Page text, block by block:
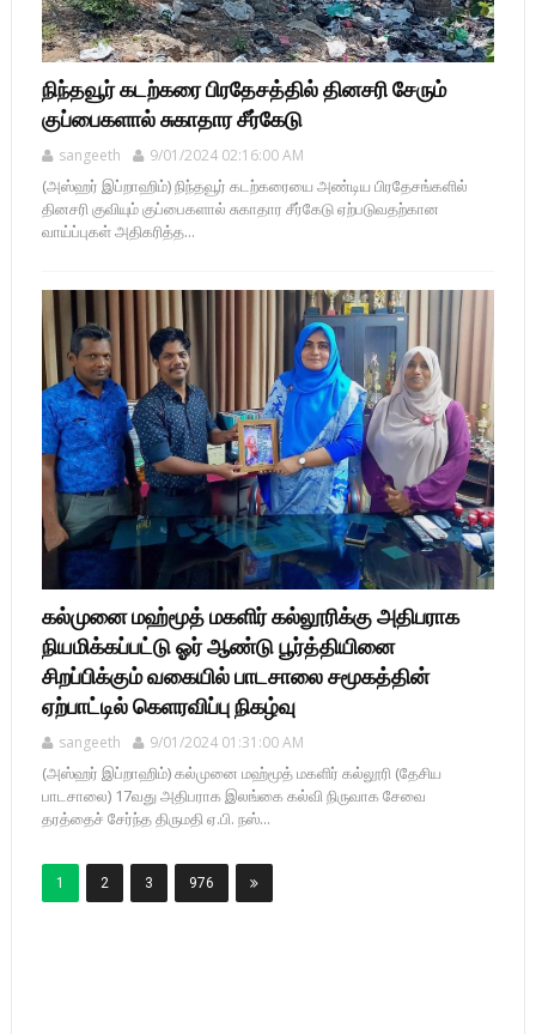
நிந்தவூர் கடற்கரை பிரதேசத்தில் தினசரி சேரும்
குப்பைகளால் சுகாதார சீர்கேடு
sangeeth 9/01/2024 02:16:00 AM
(அஸ்ஹர் இப்றாஹிம்) நிந்தவூர் கடற்கரையை அண்டிய பிரதேசங்களில்
தினசரி குவியும் குப்பைகளால் சுகாதார சீர்கேடு ஏற்படுவதற்கான
வாய்ப்புகள் அதிகரித்த...
கல்முனை மஹ்மூத் மகளிர் கல்லூரிக்கு அதிபராக
நியமிக்கப்பட்டு ஓர் ஆண்டு பூர்த்தியினை
சிறப்பிக்கும் வகையில் பாடசாலை சமூகத்தின்
ஏற்பாட்டில் கெளரவிப்பு நிகழ்வு
sangeeth 9/01/2024 01:31:00 AM
(அஸ்ஹர் இப்றாஹிம்) கல்முனை மஹ்மூத் மகளிர் கல்லூரி (தேசிய
பாடசாலை) 17வது அதிபராக இலங்கை கல்வி நிருவாக சேவை
தரத்தைச் சேர்ந்த திருமதி ஏ.பி. நஸ்...
1 2 3 976